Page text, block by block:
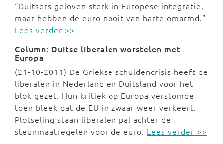
“Duitsers geloven sterk in Europese integratie,
maar hebben de euro nooit van harte omarmd.”
Lees verder >>
Column: Duitse liberalen worstelen met
Europa
(21-10-2011) De Griekse schuldencrisis heeft de
liberalen in Nederland en Duitsland voor het
blok gezet. Hun kritiek op Europa verstomde
toen bleek dat de EU in zwaar weer verkeert.
Plotseling staan liberalen pal achter de
steunmaatregelen voor de euro. Lees verder >>